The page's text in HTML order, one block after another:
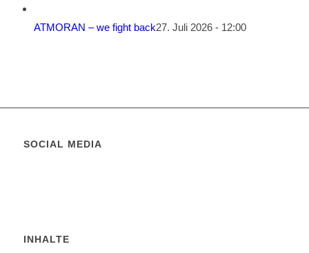
ATMORAN – we fight back27. Juli 2026 - 12:00
SOCIAL MEDIA
INHALTE